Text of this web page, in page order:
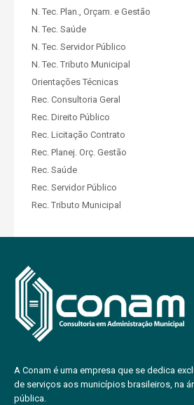
N. Tec. Plan., Orçam. e Gestão
N. Tec. Saúde
N. Tec. Servidor Público
N. Tec. Tributo Municipal
Orientações Técnicas
Rec. Consultoria Geral
Rec. Direito Público
Rec. Licitação Contrato
Rec. Planej. Orç. Gestão
Rec. Saúde
Rec. Servidor Público
Rec. Tributo Municipal
A Conam é uma empresa que se dedica
de serviços aos municípios brasileiros, na
pública.